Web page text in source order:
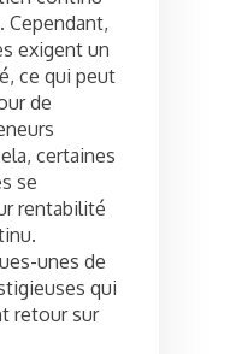
Cependant,
exigent un
ce qui peut
de
certaines
se
rentabilité
unes de
qui
retour sur